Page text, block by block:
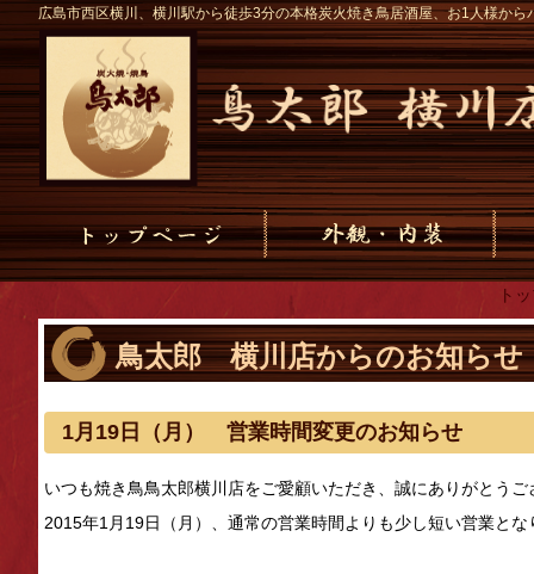
広島市西区横川、横川駅から徒歩3分の本格炭火焼き鳥居酒屋、お1人様か
ト
鳥太郎 横川店からのお知らせ
1月19日（月） 営業時間変更のお知らせ
いつも焼き鳥鳥太郎横川店をご愛顧いただき、誠にありがとうご
2015年1月19日（月）、通常の営業時間よりも少し短い営業と